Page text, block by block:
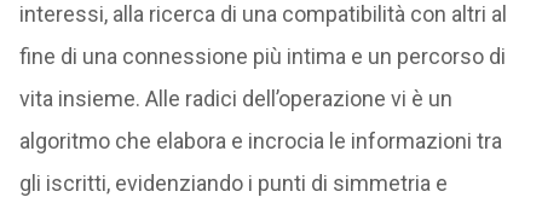
interessi, alla ricerca di una compatibilità con altri al
fine di una connessione più intima e un percorso di
vita insieme. Alle radici dell’operazione vi è un
algoritmo che elabora e incrocia le informazioni tra
gli iscritti, evidenziando i punti di simmetria e